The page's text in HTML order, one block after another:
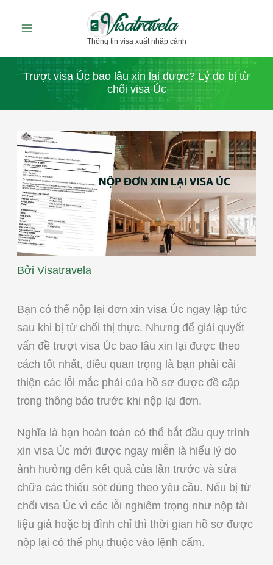
dung
Thông tin visa xuất nhập cảnh
Trượt visa Úc bao lâu xin lại được? Lý do bị từ
chối visa Úc
Bởi Visatravela
Bạn có thể nộp lại đơn xin visa Úc ngay lập tức
sau khi bị từ chối thị thực. Nhưng để giải quyết
vấn đề trượt visa Úc bao lâu xin lại được theo
cách tốt nhất, điều quan trọng là bạn phải cải
thiện các lỗi mắc phải của hồ sơ được đề cập
trong thông báo trước khi nộp lại đơn.
Nghĩa là bạn hoàn toàn có thể bắt đầu quy trình
xin visa Úc mới được ngay miễn là hiểu lý do
ảnh hưởng đến kết quả của lần trước và sửa
chữa các thiếu sót đúng theo yêu cầu. Nếu bị từ
chối visa Úc vì các lỗi nghiêm trọng như nộp tài
liệu giả hoặc bị đình chỉ thì thời gian hồ sơ được
nộp lại có thể phụ thuộc vào lệnh cấm.